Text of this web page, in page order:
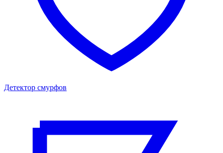
Детектор смурфов